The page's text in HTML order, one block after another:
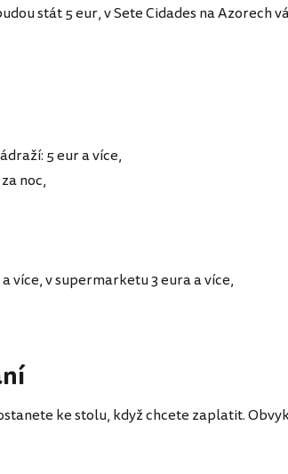
stát 5 eur, v Sete Cidades na Azorech
5 eur a více,
noc,
více, v supermarketu 3 eura a více,
ke stolu, když chcete zaplatit.